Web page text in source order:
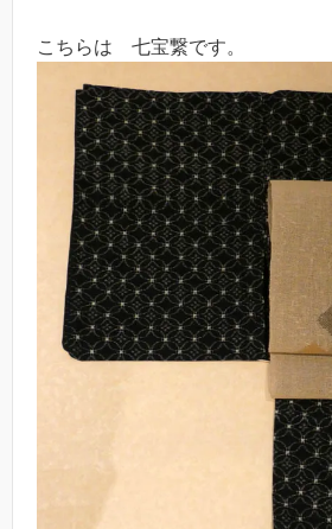
こちらは 七宝繋です。